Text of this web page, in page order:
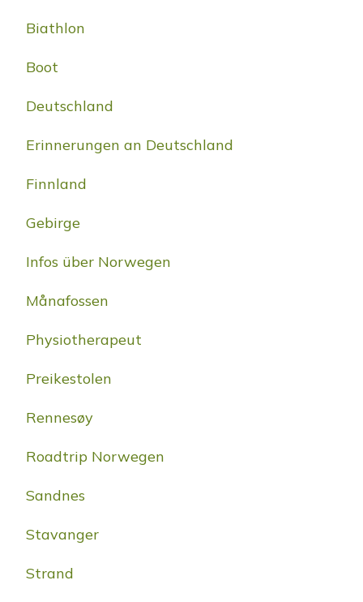
Biathlon
Boot
Deutschland
Erinnerungen an Deutschland
Finnland
Gebirge
Infos über Norwegen
Månafossen
Physiotherapeut
Preikestolen
Rennesøy
Roadtrip Norwegen
Sandnes
Stavanger
Strand